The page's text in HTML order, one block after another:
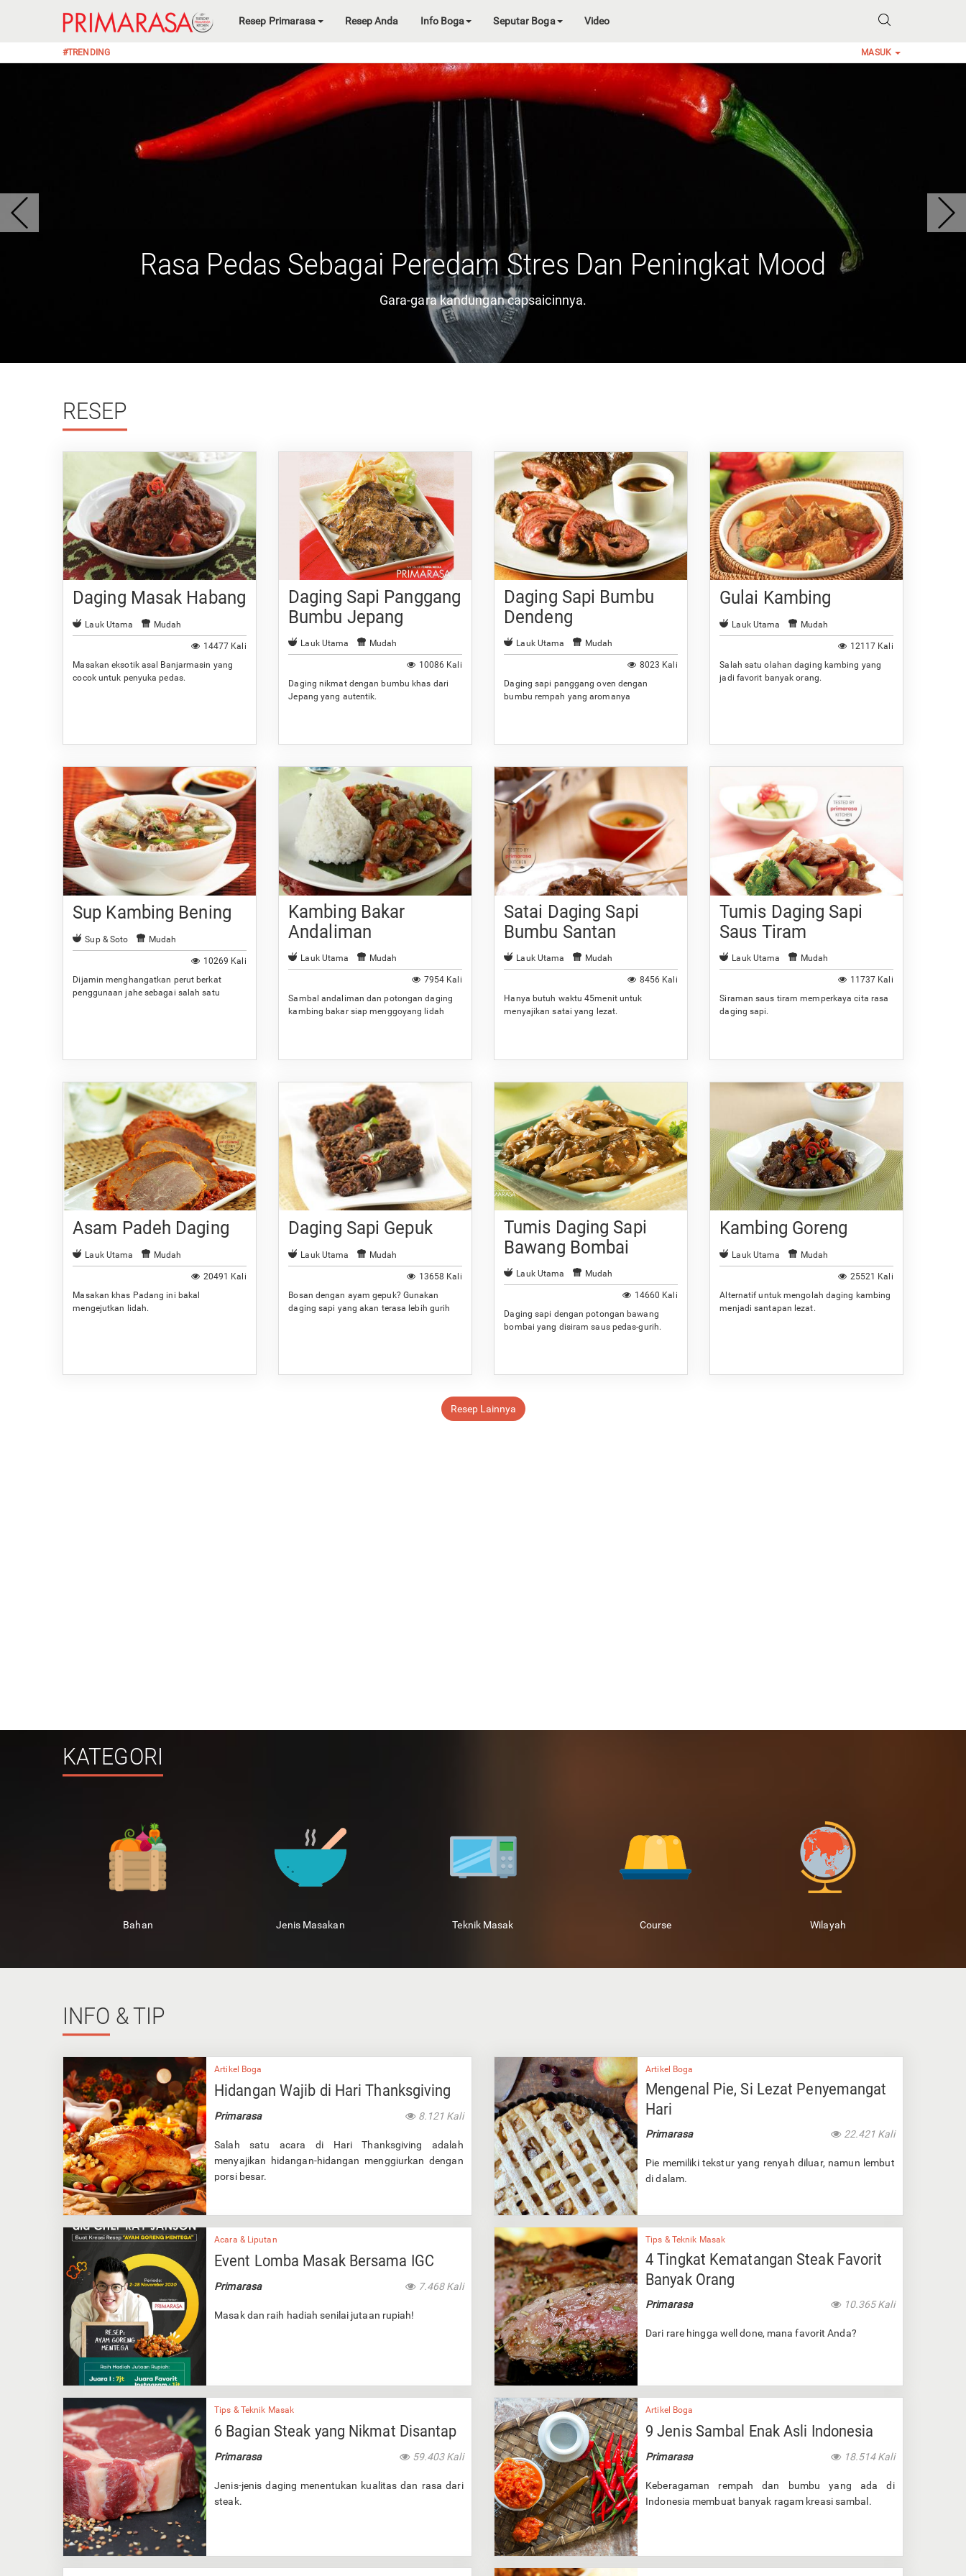
Resep Primarasa Resep Anda Info Boga Seputar Boga Video
#TRENDING MASUK
Rasa Pedas Sebagai Peredam Stres Dan Peningkat Mood
Gara-gara kandungan capsaicinnya.
RESEP
Daging Masak Habang
Lauk Utama Mudah
14477 Kali
Masakan eksotik asal Banjarmasin yang
cocok untuk penyuka pedas.
Daging Sapi Panggang
Bumbu Jepang
Lauk Utama Mudah
10086 Kali
Daging nikmat dengan bumbu khas dari
Jepang yang autentik.
Daging Sapi Bumbu
Dendeng
Lauk Utama Mudah
8023 Kali
Daging sapi panggang oven dengan
bumbu rempah yang aromanya
Gulai Kambing
Lauk Utama Mudah
12117 Kali
Salah satu olahan daging kambing yang
jadi favorit banyak orang.
Sup Kambing Bening
Sup & Soto Mudah
10269 Kali
Dijamin menghangatkan perut berkat
penggunaan jahe sebagai salah satu
Kambing Bakar
Andaliman
Lauk Utama Mudah
7954 Kali
Sambal andaliman dan potongan daging
kambing bakar siap menggoyang lidah
Satai Daging Sapi
Bumbu Santan
Lauk Utama Mudah
8456 Kali
Hanya butuh waktu 45menit untuk
menyajikan satai yang lezat.
Tumis Daging Sapi
Saus Tiram
Lauk Utama Mudah
11737 Kali
Siraman saus tiram memperkaya cita rasa
daging sapi.
Asam Padeh Daging
Lauk Utama Mudah
20491 Kali
Masakan khas Padang ini bakal
mengejutkan lidah.
Daging Sapi Gepuk
Lauk Utama Mudah
13658 Kali
Bosan dengan ayam gepuk? Gunakan
daging sapi yang akan terasa lebih gurih
Tumis Daging Sapi
Bawang Bombai
Lauk Utama Mudah
14660 Kali
Daging sapi dengan potongan bawang
bombai yang disiram saus pedas-gurih.
Kambing Goreng
Lauk Utama Mudah
25521 Kali
Alternatif untuk mengolah daging kambing
menjadi santapan lezat.
Resep Lainnya
KATEGORI
Bahan Jenis Masakan Teknik Masak Course Wilayah
INFO & TIP
Artikel Boga
Hidangan Wajib di Hari Thanksgiving
Primarasa 8.121 Kali
Salah satu acara di Hari Thanksgiving adalah
menyajikan hidangan-hidangan menggiurkan dengan
porsi besar.
Artikel Boga
Mengenal Pie, Si Lezat Penyemangat
Hari
Primarasa 22.421 Kali
Pie memiliki tekstur yang renyah diluar, namun lembut
di dalam.
Acara & Liputan
Event Lomba Masak Bersama IGC
Primarasa 7.468 Kali
Masak dan raih hadiah senilai jutaan rupiah!
Tips & Teknik Masak
4 Tingkat Kematangan Steak Favorit
Banyak Orang
Primarasa 10.365 Kali
Dari rare hingga well done, mana favorit Anda?
Tips & Teknik Masak
6 Bagian Steak yang Nikmat Disantap
Primarasa 59.403 Kali
Jenis-jenis daging menentukan kualitas dan rasa dari
steak.
Artikel Boga
9 Jenis Sambal Enak Asli Indonesia
Primarasa 18.514 Kali
Keberagaman rempah dan bumbu yang ada di
Indonesia membuat banyak ragam kreasi sambal.